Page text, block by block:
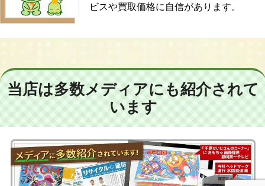
ビスや買取価格に自信があります。
当店は多数メディアにも紹介されて
います